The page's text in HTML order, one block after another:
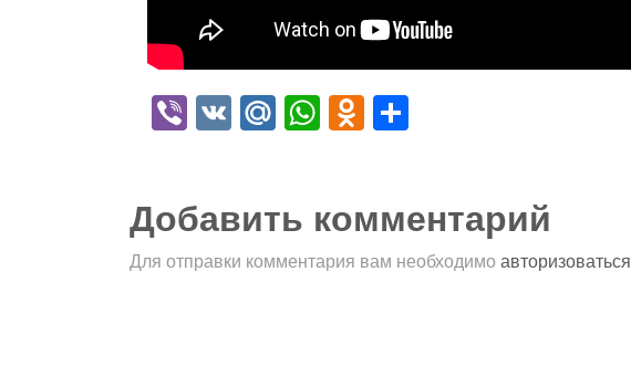
Viber
VK Mail.Ru
WhatsApp
Odnoklassniki
Добавить комментарий
Для отправки комментария вам необходимо авторизоваться